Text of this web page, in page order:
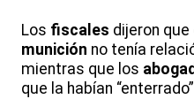
Los fiscales dijeron
munición no tenía
mientras que los
que la habían